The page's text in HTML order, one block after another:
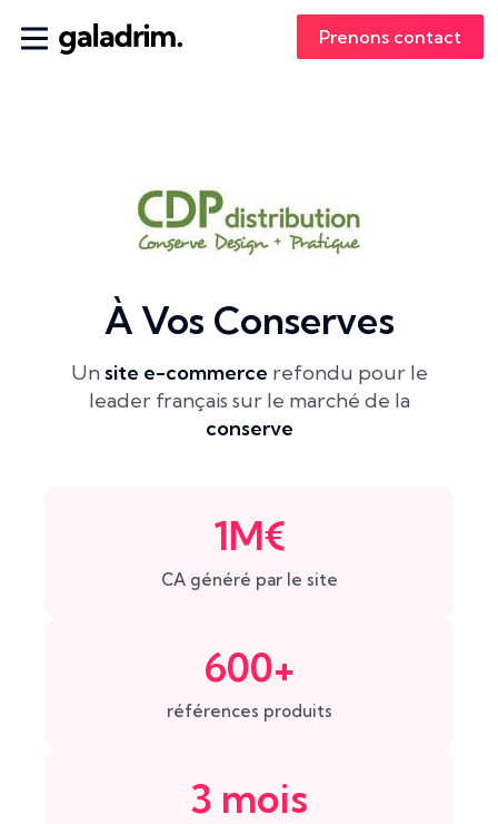
Prenons contact
À Vos Conserves
Unsite e-commerce refondu pour le
leader français sur le marché de la
conserve
1M€
CA généré par le site
600+
références produits
3 mois